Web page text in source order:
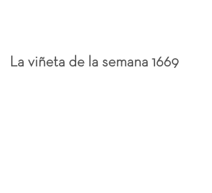
La viñeta de la semana 1669